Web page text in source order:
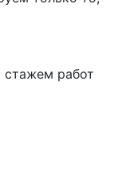
стажем работ